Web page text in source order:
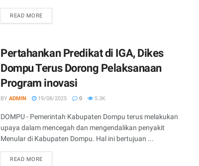
READ MORE
Pertahankan Predikat di IGA, Dikes
Dompu Terus Dorong Pelaksanaan
Program inovasi
BY ADMIN 19/08/2025 0 5.3K
DOMPU - Pemerintah Kabupaten Dompu terus melakukan
upaya dalam mencegah dan mengendalikan penyakit
Menular di Kabupaten Dompu. Hal ini bertujuan ...
READ MORE